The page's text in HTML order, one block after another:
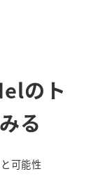
のト
る
可能性